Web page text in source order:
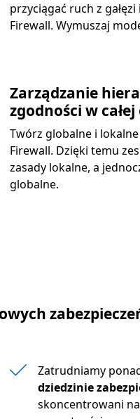
przyciągać ruch z
Firewall. Wymuszaj
Zarządzanie
zgodności w
Twórz globalne i
Firewall. Dzięki temu
zasady lokalne, a
globalne.
Zatrudniamy
dziedzinie
skoncentrowani